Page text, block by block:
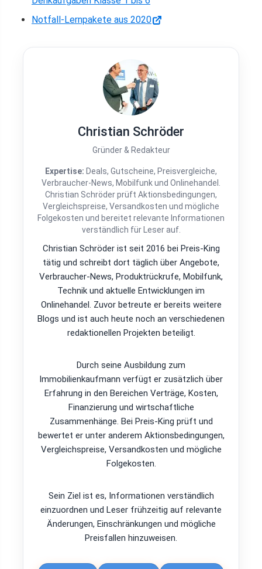
Notfall-Lernpakete aus 2020
Christian Schröder
Gründer & Redakteur
Expertise: Deals, Gutscheine, Preisvergleiche,
Verbraucher-News, Mobilfunk und Onlinehandel.
Christian Schröder prüft Aktionsbedingungen,
Vergleichspreise, Versandkosten und mögliche
Folgekosten und bereitet relevante Informationen
verständlich für Leser auf.
Christian Schröder ist seit 2016 bei Preis-King
tätig und schreibt dort täglich über Angebote,
Verbraucher-News, Produktrückrufe, Mobilfunk,
Technik und aktuelle Entwicklungen im
Onlinehandel. Zuvor betreute er bereits weitere
Blogs und ist auch heute noch an verschiedenen
redaktionellen Projekten beteiligt.
Durch seine Ausbildung zum
Immobilienkaufmann verfügt er zusätzlich über
Erfahrung in den Bereichen Verträge, Kosten,
Finanzierung und wirtschaftliche
Zusammenhänge. Bei Preis-King prüft und
bewertet er unter anderem Aktionsbedingungen,
Vergleichspreise, Versandkosten und mögliche
Folgekosten.
Sein Ziel ist es, Informationen verständlich
einzuordnen und Leser frühzeitig auf relevante
Änderungen, Einschränkungen und mögliche
Preisfallen hinzuweisen.